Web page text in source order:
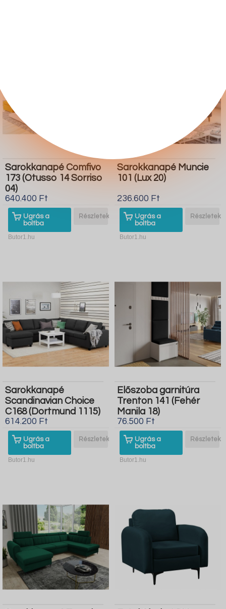
Sarokkanapé Comfivo
173 (Otusso 14 Sorriso
04)
640.400 Ft
Ugrás a
boltba
Részletek
Butor1.hu
Sarokkanapé Muncie
101 (Lux 20)
236.600 Ft
Ugrás a
boltba
Részletek
Butor1.hu
Sarokkanapé
Scandinavian Choice
C168 (Dortmund 1115)
614.200 Ft
Ugrás a
boltba
Részletek
Butor1.hu
Előszoba garnitúra
Trenton 141 (Fehér
Manila 18)
76.500 Ft
Ugrás a
boltba
Részletek
Butor1.hu